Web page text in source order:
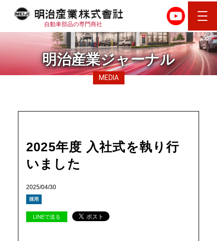
自動車部品の専門商社
明治産業ジャーナル
MEDIA
2025年度 入社式を執り行
いました
2025/04/30
採用
LINEで送る